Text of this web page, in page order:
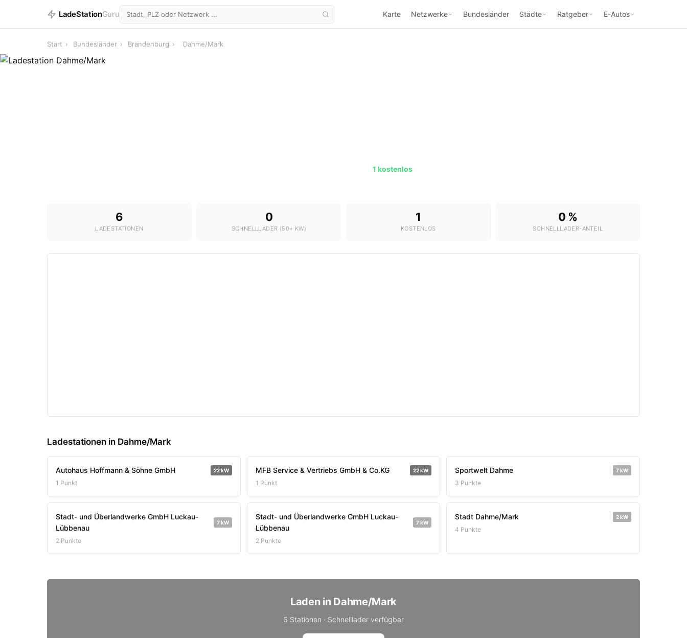
LadeStationGuru Karte Netzwerke Bundesländer Städte Ratgeber E-Autos
Start › Bundesländer › Brandenburg › Dahme/Mark
1 kostenlos
6
LADESTATIONEN
0
SCHNELLLADER (50+ KW)
1
KOSTENLOS
0 %
SCHNELLLADER-ANTEIL
Ladestationen in Dahme/Mark
Autohaus Hoffmann & Söhne GmbH 22 kW
1 Punkt
MFB Service & Vertriebs GmbH & Co.KG 22 kW
1 Punkt
Sportwelt Dahme 7 kW
3 Punkte
Stadt- und Überlandwerke GmbH Luckau-
Lübbenau
7 kW
2 Punkte
Stadt- und Überlandwerke GmbH Luckau-
Lübbenau
7 kW
2 Punkte
Stadt Dahme/Mark 2 kW
4 Punkte
Laden in Dahme/Mark
6 Stationen · Schnelllader verfügbar